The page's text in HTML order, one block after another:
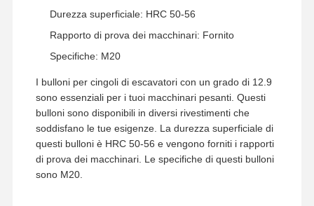
Durezza superficiale: HRC 50-56
Rapporto di prova dei macchinari: Fornito
Specifiche: M20
I bulloni per cingoli di escavatori con un grado di 12.9
sono essenziali per i tuoi macchinari pesanti. Questi
bulloni sono disponibili in diversi rivestimenti che
soddisfano le tue esigenze. La durezza superficiale di
questi bulloni è HRC 50-56 e vengono forniti i rapporti
di prova dei macchinari. Le specifiche di questi bulloni
sono M20.